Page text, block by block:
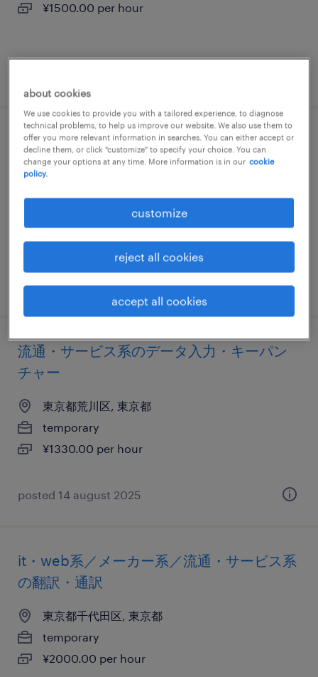
¥1500.00 per hour
一般事務・oa事務
東京都多摩市, 東京都
temporary
¥1500.00 per hour
posted 14 august 2025
流通・サービス系のデータ入力・キーパン
チャー
東京都荒川区, 東京都
temporary
¥1330.00 per hour
posted 14 august 2025
it・web系／メーカー系／流通・サービス系
の翻訳・通訳
東京都千代田区, 東京都
temporary
¥2000.00 per hour
about cookies
We use cookies to provide you with a tailored experience, to diagnose
technical problems, to help us improve our website. We also use them to
offer you more relevant information in searches. You can either accept or
decline them, or click "customize" to specify your choice. You can
change your options at any time. More information is in our cookie
policy.
customize
reject all cookies
accept all cookies